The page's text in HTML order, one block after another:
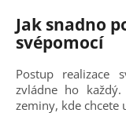
Jak snadno
svépomocí
Postup realizace
zvládne ho
zeminy, kde chcete